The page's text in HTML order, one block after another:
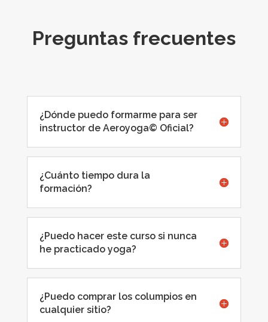
Preguntas frecuentes
¿Dónde puedo formarme para ser
instructor de Aeroyoga© Oficial?
¿Cuánto tiempo dura la
formación?
¿Puedo hacer este curso si nunca
he practicado yoga?
¿Puedo comprar los columpios en
cualquier sitio?